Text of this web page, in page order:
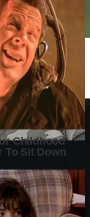
Bisnis yang